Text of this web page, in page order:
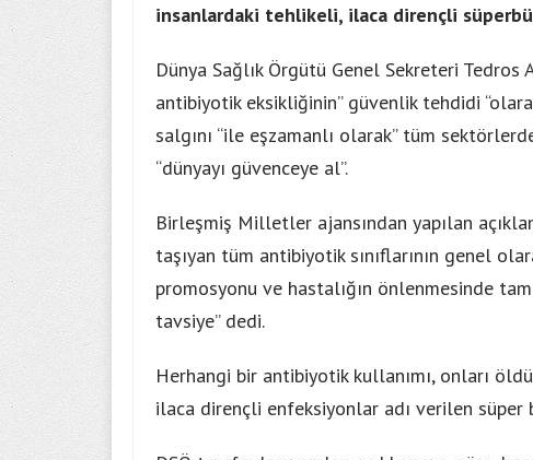
insanlardaki tehlikeli, ilaca dirençli
Dünya Sağlık Örgütü Genel Sekreteri
antibiyotik eksikliğinin” güvenlik tehdidi
salgını “ile eşzamanlı olarak” tüm
“dünyayı güvenceye al”.
Birleşmiş Milletler ajansından yapılan
taşıyan tüm antibiyotik sınıflarının genel
promosyonu ve hastalığın önlenmesinde
tavsiye” dedi.
Herhangi bir antibiyotik kullanımı, onları
ilaca dirençli enfeksiyonlar adı verilen süper